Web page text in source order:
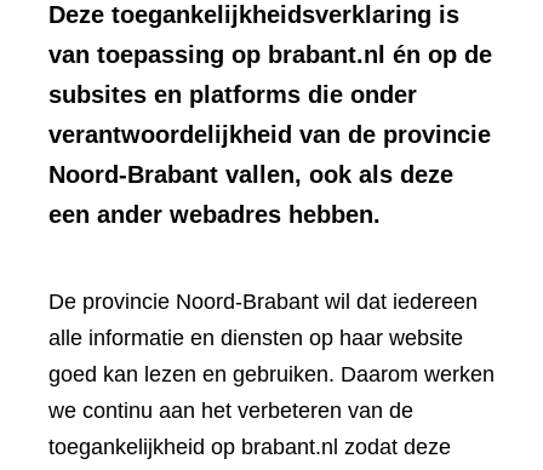
Deze toegankelijkheidsverklaring is
van toepassing op brabant.nl én op de
subsites en platforms die onder
verantwoordelijkheid van de provincie
Noord-Brabant vallen, ook als deze
een ander webadres hebben.
De provincie Noord-Brabant wil dat iedereen
alle informatie en diensten op haar website
goed kan lezen en gebruiken. Daarom werken
we continu aan het verbeteren van de
toegankelijkheid op brabant.nl zodat deze